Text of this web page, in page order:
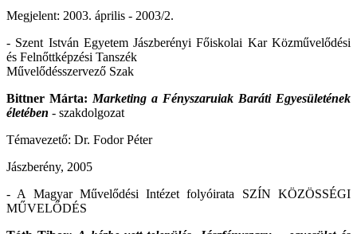
Megjelent: 2003. április - 2003/2.
- Szent István Egyetem Jászberényi Főiskolai Kar Közművelődési
és Felnőttképzési Tanszék
Művelődésszervező Szak
Bittner Márta: Marketing a Fényszaruiak Baráti Egyesületének
életében - szakdolgozat
Témavezető: Dr. Fodor Péter
Jászberény, 2005
- A Magyar Művelődési Intézet folyóirata SZÍN KÖZÖSSÉGI
MŰVELŐDÉS